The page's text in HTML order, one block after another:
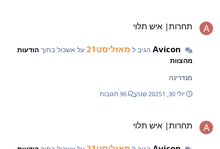
תחרות| איש תלוי
Aviconהגיב ל מאזליסט21 על אשכול בתוך הודעות
מהצוות
מנדרינה
יולי 30, 2025 1 שנה
תחרות| איש תלוי